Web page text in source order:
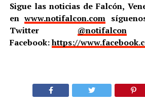
Sigue las noticias de Falcón,
enwww.notifalcon.com
Twitter @notifalcon
Facebook:https://